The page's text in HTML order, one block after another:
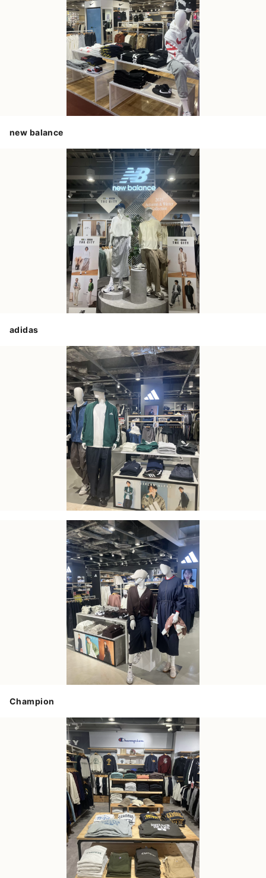
new balance
adidas
Champion